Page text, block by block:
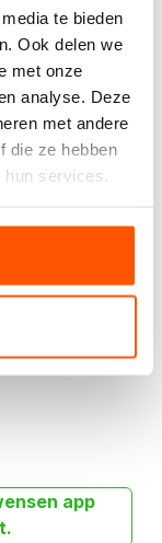
te bieden
Ook delen we
met onze
analyse. Deze
met andere
die ze hebben
services.
en/of
Gebruik de
handige
berekentool:
app